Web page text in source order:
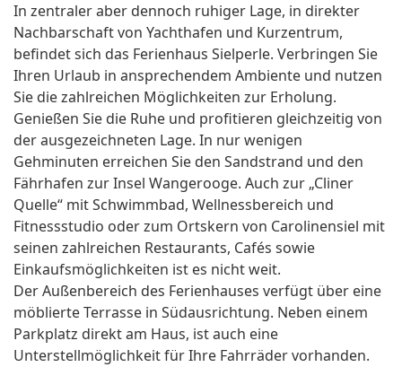
In zentraler aber dennoch ruhiger Lage, in direkter
Nachbarschaft von Yachthafen und Kurzentrum,
befindet sich das Ferienhaus Sielperle. Verbringen Sie
Ihren Urlaub in ansprechendem Ambiente und nutzen
Sie die zahlreichen Möglichkeiten zur Erholung.
Genießen Sie die Ruhe und profitieren gleichzeitig von
der ausgezeichneten Lage. In nur wenigen
Gehminuten erreichen Sie den Sandstrand und den
Fährhafen zur Insel Wangerooge. Auch zur „Cliner
Quelle“ mit Schwimmbad, Wellnessbereich und
Fitnessstudio oder zum Ortskern von Carolinensiel mit
seinen zahlreichen Restaurants, Cafés sowie
Einkaufsmöglichkeiten ist es nicht weit.
Der Außenbereich des Ferienhauses verfügt über eine
möblierte Terrasse in Südausrichtung. Neben einem
Parkplatz direkt am Haus, ist auch eine
Unterstellmöglichkeit für Ihre Fahrräder vorhanden.